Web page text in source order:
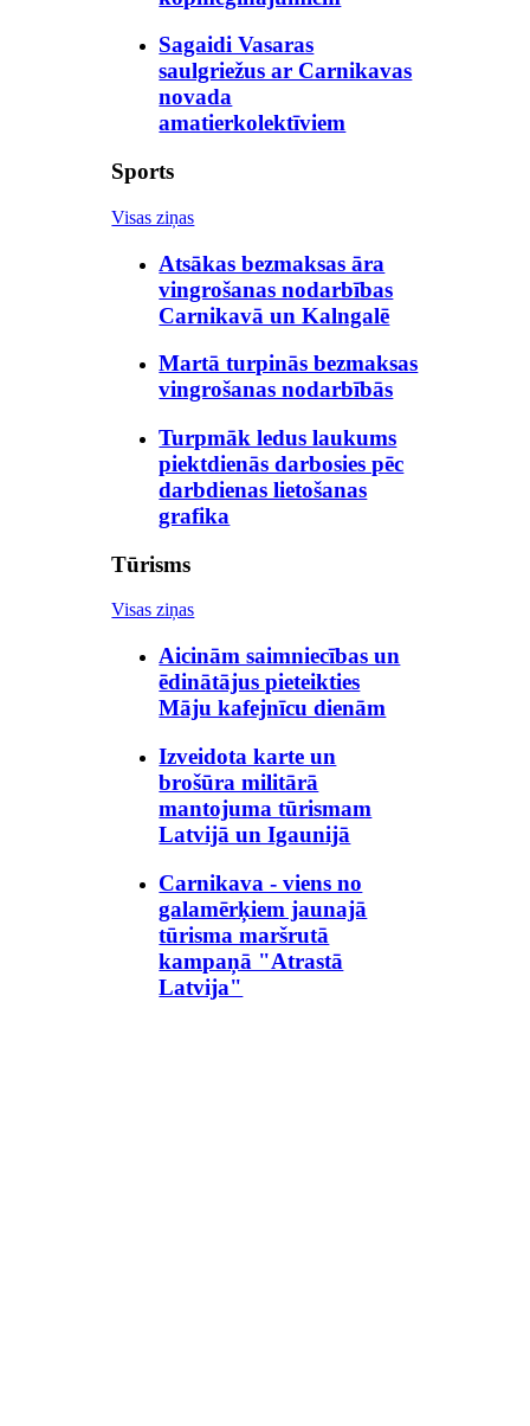
Sagaidi Vasaras
saulgriežus ar Carnikavas
novada
amatierkolektīviem
Sports
Visas ziņas
Atsākas bezmaksas āra
vingrošanas nodarbības
Carnikavā un Kalngalē
Martā turpinās bezmaksas
vingrošanas nodarbībās
Turpmāk ledus laukums
piektdienās darbosies pēc
darbdienas lietošanas
grafika
Tūrisms
Visas ziņas
Aicinām saimniecības un
ēdinātājus pieteikties
Māju kafejnīcu dienām
Izveidota karte un
brošūra militārā
mantojuma tūrismam
Latvijā un Igaunijā
Carnikava - viens no
galamērķiem jaunajā
tūrisma maršrutā
kampaņā "Atrastā
Latvija"